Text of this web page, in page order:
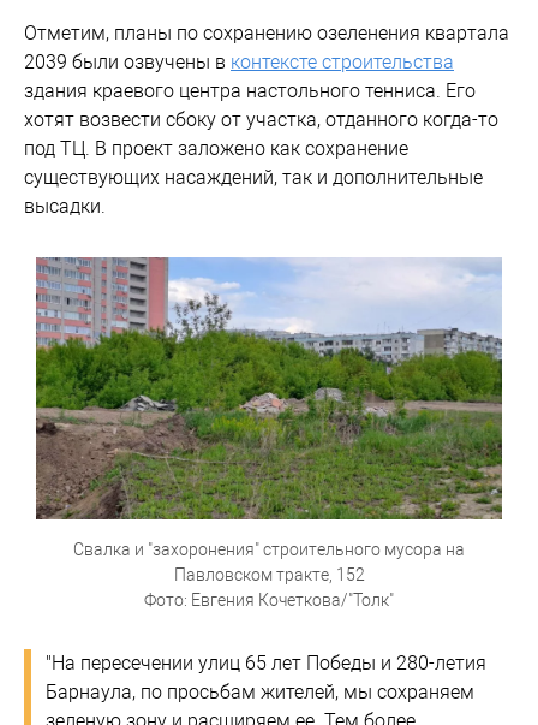
Отметим, планы по сохранению озеленения квартала
2039 были озвучены в контексте строительства
здания краевого центра настольного тенниса. Его
хотят возвести сбоку от участка, отданного когда-то
под ТЦ. В проект заложено как сохранение
существующих насаждений, так и дополнительные
высадки.
Свалка и "захоронения" строительного мусора на
Павловском тракте, 152
Фото: Евгения Кочеткова/"Толк"
"На пересечении улиц 65 лет Победы и 280-летия
Барнаула, по просьбам жителей, мы сохраняем